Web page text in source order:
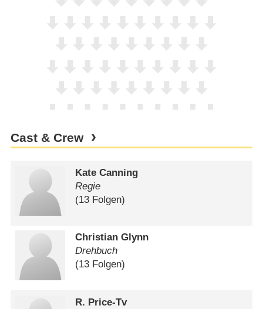
Cast & Crew
Kate Canning
Regie
(13 Folgen)
Christian Glynn
Drehbuch
(13 Folgen)
R. Price-Tv